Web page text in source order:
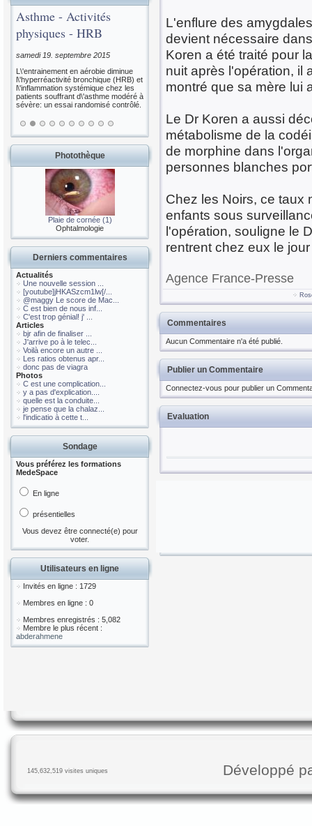
Asthme - Activités
physiques - HRB
samedi 19. septembre 2015
L\'entrainement en aérobie diminue
l\'hyperréactivité bronchique (HRB) et
l\'inflammation systémique chez les
patients souffrant d\'asthme modéré à
sévère: un essai randomisé contrôlé.
Photothèque
Plaie de cornée (1)
Ophtalmologie
Derniers commentaires
Actualités
Une nouvelle session ...
[youtube]jHKASzcm1lw[/...
@maggy Le score de Mac...
C est bien de nous inf...
C'est trop génial! j' ...
Articles
bjr afin de finaliser ...
J'arrive po à le telec...
Voilà encore un autre ...
Les ratios obtenus apr...
donc pas de viagra
Photos
C est une complication...
y a pas d'explication....
quelle est la conduite...
je pense que la chalaz...
l'indicatio à cette t...
Sondage
Vous préférez les formations
MedeSpace
En ligne
présentielles
Vous devez être connecté(e) pour
voter.
Utilisateurs en ligne
Invités en ligne : 1729
Membres en ligne : 0
Membres enregistrés : 5,082
Membre le plus récent :
abderahmene
L'enflure des
devient nécessaire
Koren a été traité pour
nuit après l'opération, il
montré que sa mère lui
Le Dr Koren a aussi
métabolisme de la
de morphine dans
personnes blanches
Chez les Noirs, ce taux
enfants sous
l'opération, souligne le
rentrent chez eux le
Agence France-Presse
Commentaires
Aucun Commentaire n'a été publié.
Publier un Commentaire
Connectez-vous pour publier un
Evaluation
145,632,519 visites uniques Développé